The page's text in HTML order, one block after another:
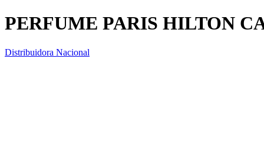
PERFUME PARIS HILTON
Distribuidora Nacional